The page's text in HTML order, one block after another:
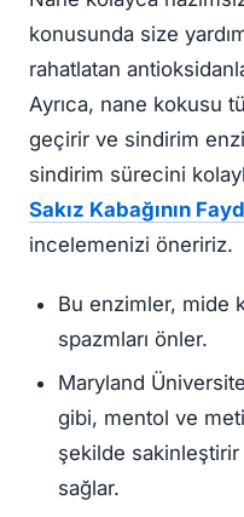
konusunda size
rahatlatan
Ayrıca, nane kokusu
geçirir ve sindirim
sindirim sürecini
Sakız Kabağının
incelemenizi öneririz.
Bu enzimler, mide
spazmları önler.
Maryland
gibi, mentol ve
şekilde
sağlar.